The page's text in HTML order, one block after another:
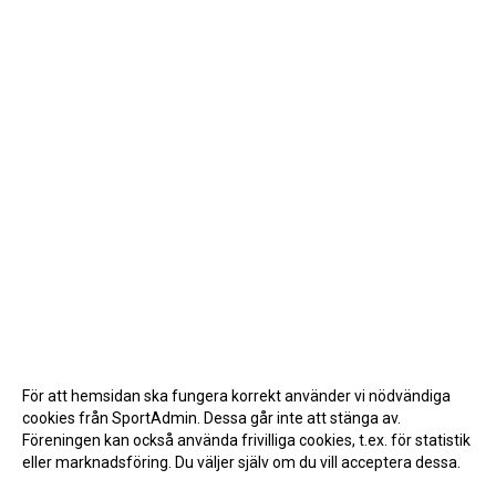
För att hemsidan ska fungera korrekt använder vi nödvändiga
cookies från SportAdmin. Dessa går inte att stänga av.
Föreningen kan också använda frivilliga cookies, t.ex. för statistik
eller marknadsföring. Du väljer själv om du vill acceptera dessa.